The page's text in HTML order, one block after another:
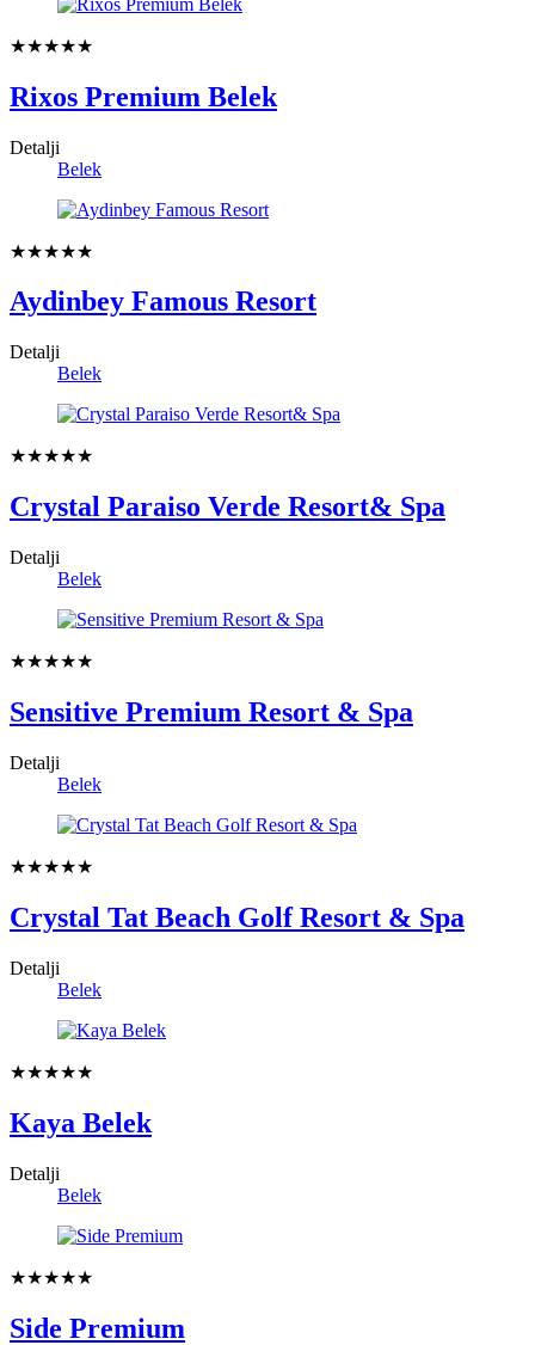
★★★★★
Rixos Premium Belek
Detalji
Belek
★★★★★
Aydinbey Famous Resort
Detalji
Belek
★★★★★
Crystal Paraiso Verde Resort& Spa
Detalji
Belek
★★★★★
Sensitive Premium Resort & Spa
Detalji
Belek
★★★★★
Crystal Tat Beach Golf Resort & Spa
Detalji
Belek
★★★★★
Kaya Belek
Detalji
Belek
★★★★★
Side Premium